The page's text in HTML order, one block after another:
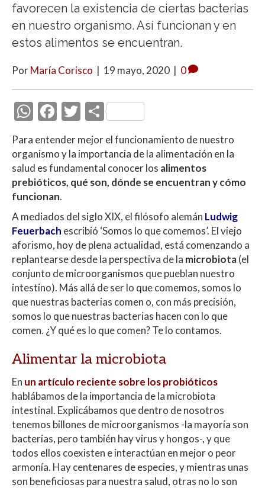
favorecen la existencia de ciertas bacterias
en nuestro organismo. Así funcionan y en
estos alimentos se encuentran.
PorMaría Corisco | 19 mayo, 2020 | 0
W
at
s
A
p
p
F
ac
e
b
o
o
k
T
w
itt
er
C
o
m
p
ar
r
Para entender mejor el funcionamiento de nuestro
organismo y la importancia de la alimentación en la
salud es fundamental conocer los alimentos
prebióticos, qué son, dónde se encuentran y cómo
funcionan.
A mediados del siglo XIX, el filósofo alemán Ludwig
Feuerbach escribió ‘Somos lo que comemos’. El viejo
aforismo, hoy de plena actualidad, está comenzando a
replantearse desde la perspectiva de la microbiota(el
conjunto de microorganismos que pueblan nuestro
intestino). Más allá de ser lo que comemos, somos lo
que nuestras bacterias comen o, con más precisión,
somos lo que nuestras bacterias hacen con lo que
comen. ¿Y qué es lo que comen? Te lo contamos.
Alimentar la microbiota
En un artículo reciente sobre los probióticos
hablábamos de la importancia de la microbiota
intestinal. Explicábamos que dentro de nosotros
tenemos billones de microorganismos -la mayoría son
bacterias, pero también hay virus y hongos-, y que
todos ellos coexisten e interactúan en mejor o peor
armonía. Hay centenares de especies, y mientras unas
son beneficiosas para nuestra salud, otras no lo son